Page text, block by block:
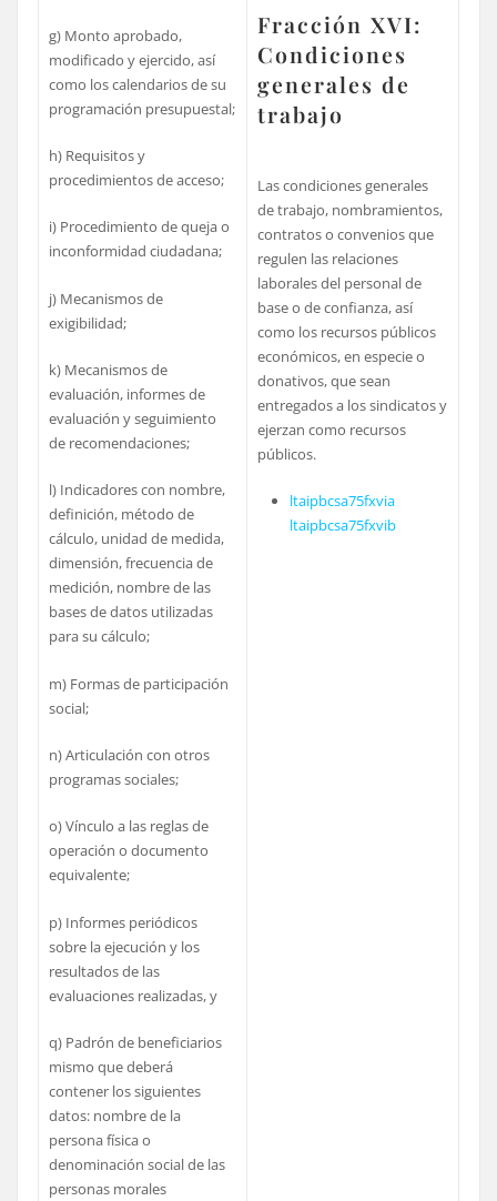
g) Monto aprobado,
modificado y ejercido, así
como los calendarios de su
programación presupuestal;
h) Requisitos y
procedimientos de acceso;
i) Procedimiento de queja o
inconformidad ciudadana;
j) Mecanismos de
exigibilidad;
k) Mecanismos de
evaluación, informes de
evaluación y seguimiento
de recomendaciones;
l) Indicadores con nombre,
definición, método de
cálculo, unidad de medida,
dimensión, frecuencia de
medición, nombre de las
bases de datos utilizadas
para su cálculo;
m) Formas de participación
social;
n) Articulación con otros
programas sociales;
o) Vínculo a las reglas de
operación o documento
equivalente;
p) Informes periódicos
sobre la ejecución y los
resultados de las
evaluaciones realizadas, y
q) Padrón de beneficiarios
mismo que deberá
contener los siguientes
datos: nombre de la
persona física o
denominación social de las
personas morales
Fracción XVI:
Condiciones
generales de
trabajo
Las condiciones generales
de trabajo, nombramientos,
contratos o convenios que
regulen las relaciones
laborales del personal de
base o de confianza, así
como los recursos públicos
económicos, en especie o
donativos, que sean
entregados a los sindicatos y
ejerzan como recursos
públicos.
ltaipbcsa75fxvia
ltaipbcsa75fxvib